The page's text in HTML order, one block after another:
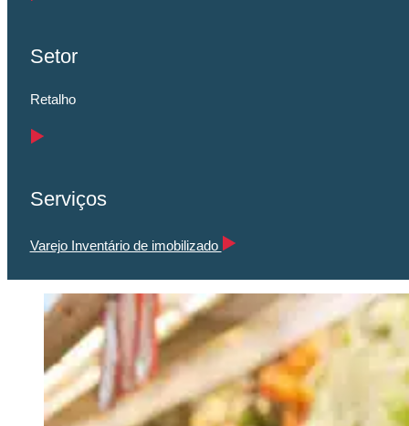
Setor
Retalho
Serviços
Varejo Inventário de imobilizado